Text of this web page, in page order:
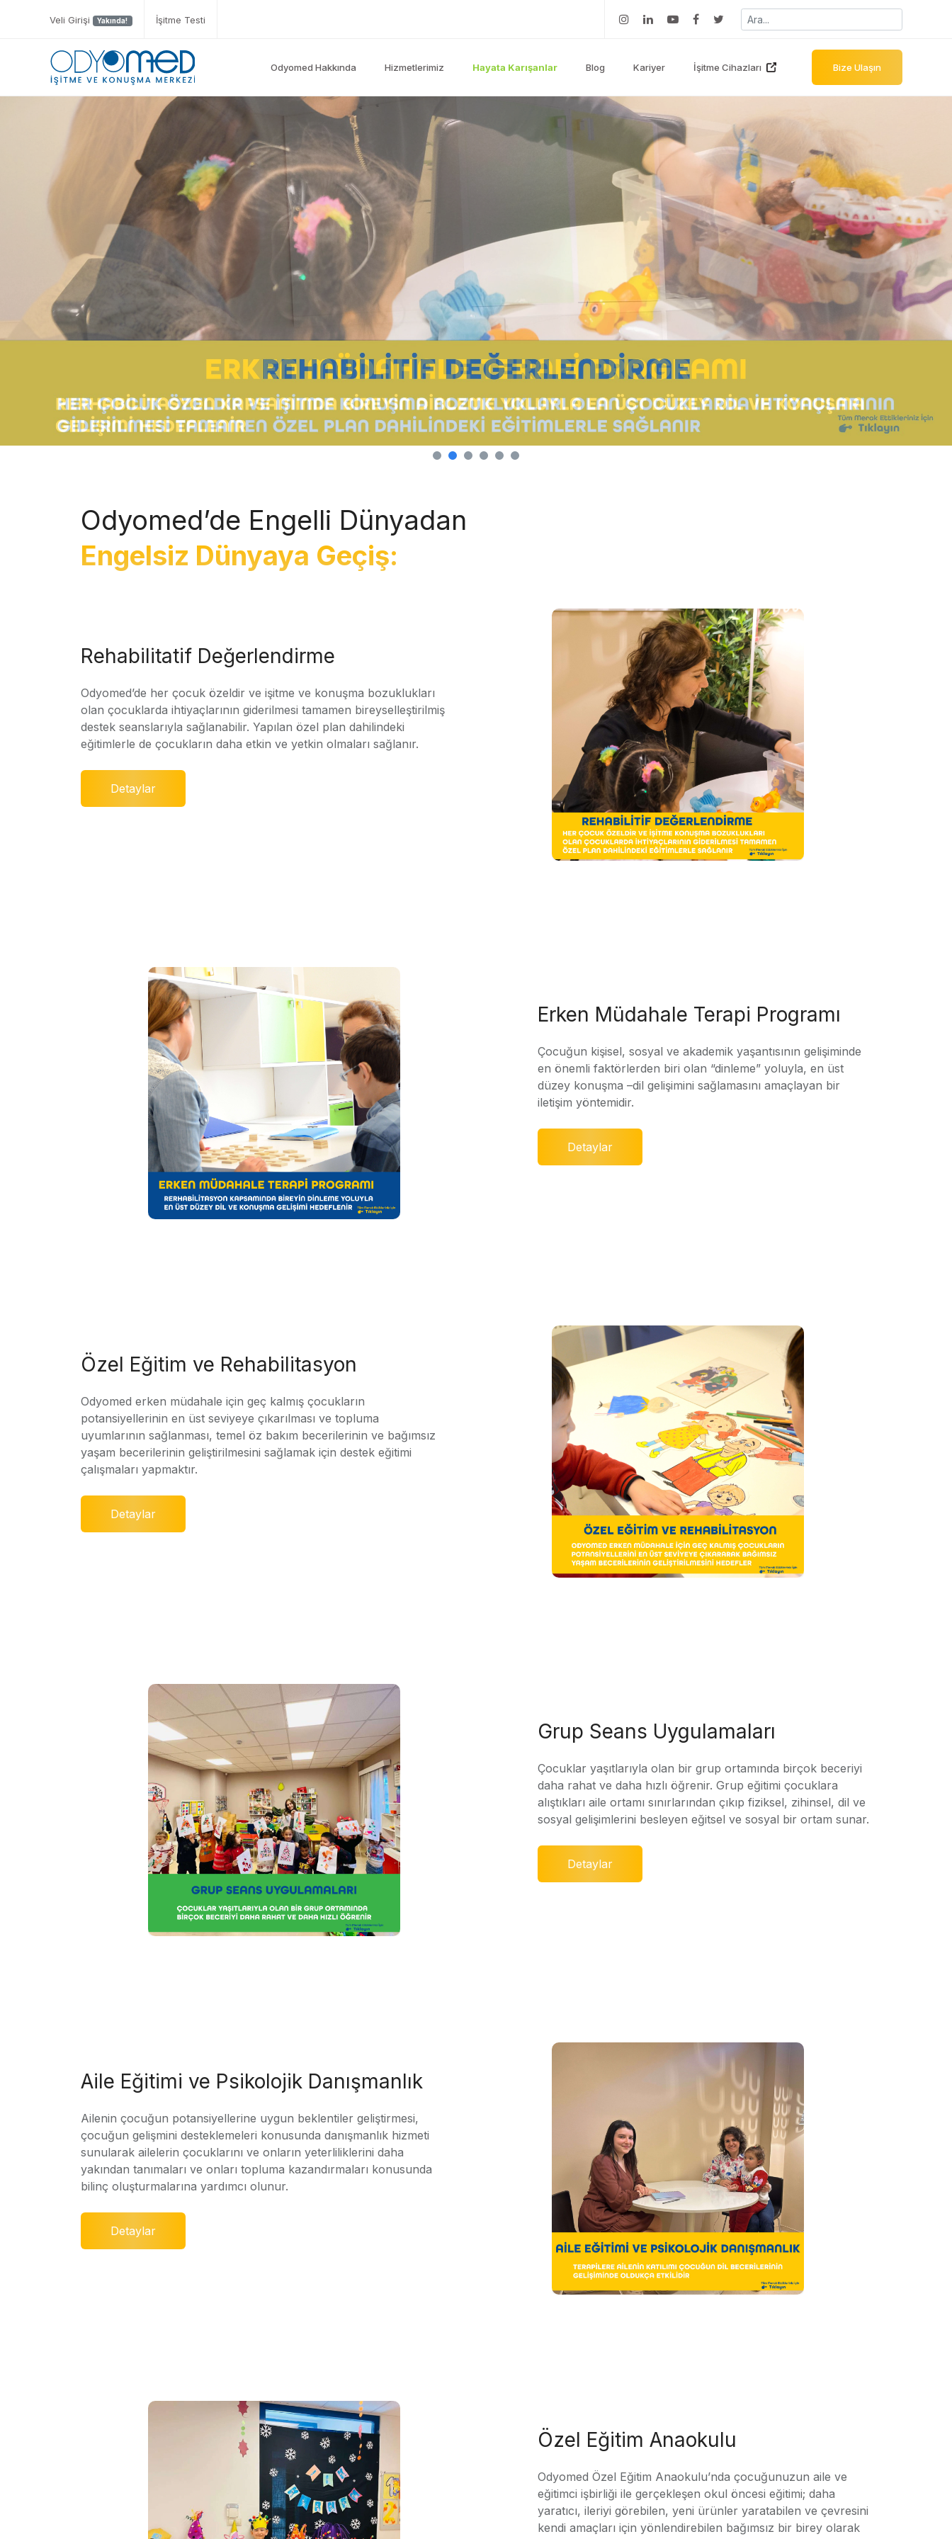
Veli Girişi Yakında! İşitme Testi
Odyomed Hakkında Hizmetlerimiz Hayata Karışanlar Blog Kariyer İşitme Cihazları Bize Ulaşın
Odyomed’de Engelli Dünyadan
Engelsiz Dünyaya Geçiş:
Rehabilitatif Değerlendirme
Odyomed’de her çocuk özeldir ve işitme ve konuşma bozuklukları
olan çocuklarda ihtiyaçlarının giderilmesi tamamen bireyselleştirilmiş
destek seanslarıyla sağlanabilir. Yapılan özel plan dahilindeki
eğitimlerle de çocukların daha etkin ve yetkin olmaları sağlanır.
Detaylar
Erken Müdahale Terapi Programı
Çocuğun kişisel, sosyal ve akademik yaşantısının gelişiminde
en önemli faktörlerden biri olan “dinleme” yoluyla, en üst
düzey konuşma –dil gelişimini sağlamasını amaçlayan bir
iletişim yöntemidir.
Detaylar
Özel Eğitim ve Rehabilitasyon
Odyomed erken müdahale için geç kalmış çocukların
potansiyellerinin en üst seviyeye çıkarılması ve topluma
uyumlarının sağlanması, temel öz bakım becerilerinin ve bağımsız
yaşam becerilerinin geliştirilmesini sağlamak için destek eğitimi
çalışmaları yapmaktır.
Detaylar
Grup Seans Uygulamaları
Çocuklar yaşıtlarıyla olan bir grup ortamında birçok beceriyi
daha rahat ve daha hızlı öğrenir. Grup eğitimi çocuklara
alıştıkları aile ortamı sınırlarından çıkıp fiziksel, zihinsel, dil ve
sosyal gelişimlerini besleyen eğitsel ve sosyal bir ortam sunar.
Detaylar
Aile Eğitimi ve Psikolojik Danışmanlık
Ailenin çocuğun potansiyellerine uygun beklentiler geliştirmesi,
çocuğun gelişmini desteklemeleri konusunda danışmanlık hizmeti
sunularak ailelerin çocuklarını ve onların yeterliliklerini daha
yakından tanımaları ve onları topluma kazandırmaları konusunda
bilinç oluşturmalarına yardımcı olunur.
Detaylar
Özel Eğitim Anaokulu
Odyomed Özel Eğitim Anaokulu’nda çocuğunuzun aile ve
eğitimci işbirliği ile gerçekleşen okul öncesi eğitimi; daha
yaratıcı, ileriyi görebilen, yeni ürünler yaratabilen ve çevresini
kendi amaçları için yönlendirebilen bağımsız bir birey olarak